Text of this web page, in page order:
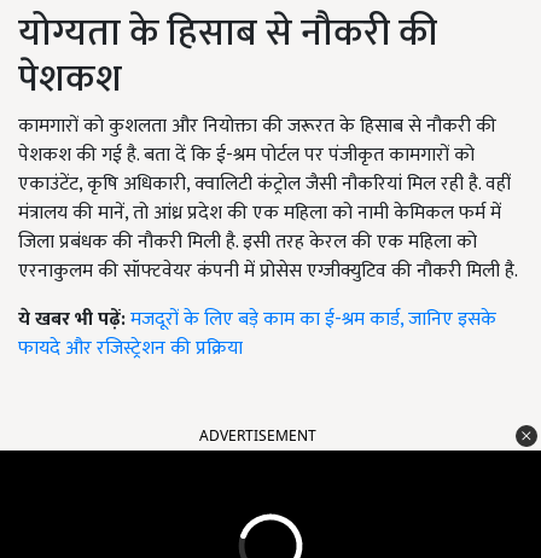
योग्यता के हिसाब से नौकरी की
पेशकश
कामगारों को कुशलता और नियोक्ता की जरूरत के हिसाब से नौकरी की
पेशकश की गई है. बता दें कि ई-श्रम पोर्टल पर पंजीकृत कामगारों को
एकाउंटेंट, कृषि अधिकारी, क्वालिटी कंट्रोल जैसी नौकरियां मिल रही है. वहीं
मंत्रालय की मानें, तो आंध्र प्रदेश की एक महिला को नामी केमिकल फर्म में
जिला प्रबंधक की नौकरी मिली है. इसी तरह केरल की एक महिला को
एरनाकुलम की सॉफ्टवेयर कंपनी में प्रोसेस एग्जीक्युटिव की नौकरी मिली है.
ये खबर भी पढ़ें:मजदूरों के लिए बड़े काम का ई-श्रम कार्ड, जानिए इसके
फायदे और रजिस्ट्रेशन की प्रक्रिया
ADVERTISEMENT